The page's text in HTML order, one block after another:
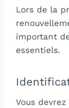
Lors de la
important
essentiels.
Vous